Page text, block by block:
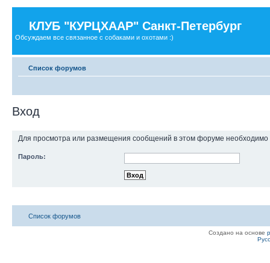
КЛУБ "КУРЦХААР" Санкт-Петербург
Обсуждаем все связанное с собаками и охотами :)
Список форумов
Вход
Для просмотра или размещения сообщений в этом форуме необходимо
Пароль:
Список форумов
Создано на основе